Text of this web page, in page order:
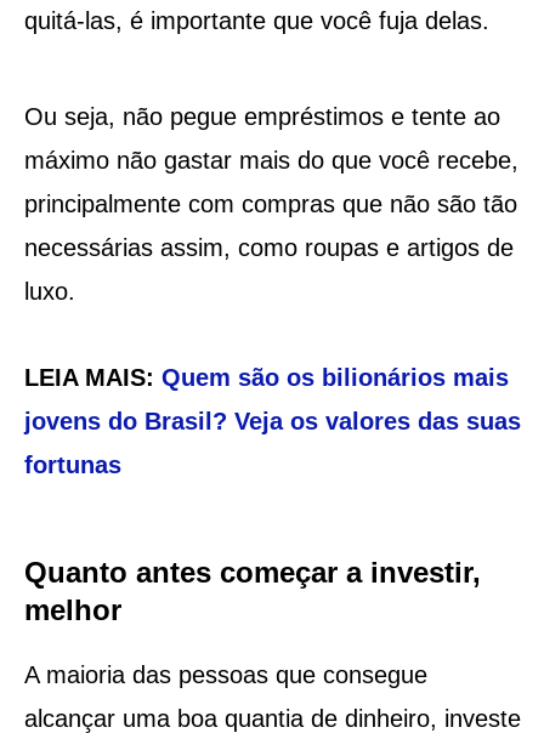
quitá-las, é importante que você fuja delas.
Ou seja, não pegue empréstimos e tente ao
máximo não gastar mais do que você recebe,
principalmente com compras que não são tão
necessárias assim, como roupas e artigos de
luxo.
LEIA MAIS: Quem são os bilionários mais
jovens do Brasil? Veja os valores das suas
fortunas
Quanto antes começar a investir,
melhor
A maioria das pessoas que consegue
alcançar uma boa quantia de dinheiro, investe